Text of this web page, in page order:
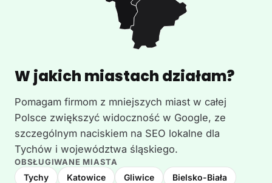
W jakich miastach działam?
Pomagam firmom z mniejszych miast w całej
Polsce zwiększyć widoczność w Google, ze
szczególnym naciskiem na SEO lokalne dla
Tychów i województwa śląskiego.
OBSŁUGIWANE MIASTA
Tychy Katowice Gliwice Bielsko-Biała